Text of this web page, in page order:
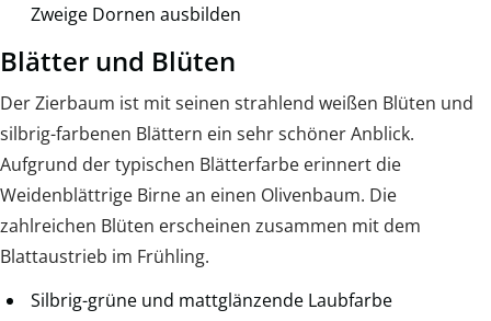
Zweige Dornen ausbilden
Blätter und Blüten
Der Zierbaum ist mit seinen strahlend weißen Blüten und
silbrig-farbenen Blättern ein sehr schöner Anblick.
Aufgrund der typischen Blätterfarbe erinnert die
Weidenblättrige Birne an einen Olivenbaum. Die
zahlreichen Blüten erscheinen zusammen mit dem
Blattaustrieb im Frühling.
Silbrig-grüne und mattglänzende Laubfarbe